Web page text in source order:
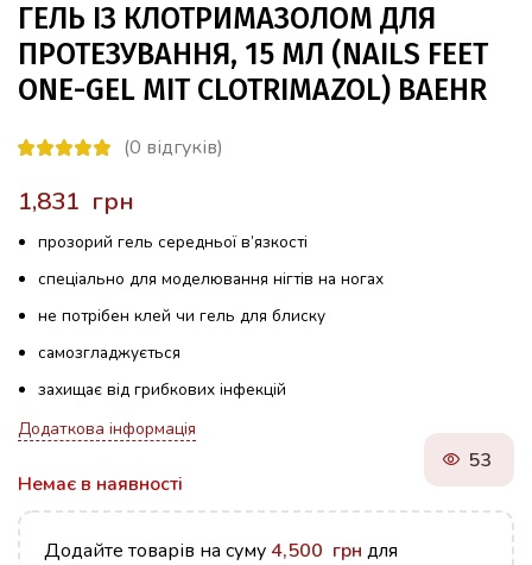
ГЕЛЬ ІЗ КЛОТРИМАЗОЛОМ ДЛЯ
ПРОТЕЗУВАННЯ, 15 МЛ (NAILS FEET
ONE-GEL MIT CLOTRIMAZOL) BAEHR
(0 відгуків)
грн
прозорий гель середньої в’язкості
спеціально для моделювання нігтів на ногах
не потрібен клей чи гель для блиску
самозгладжується
захищає від грибкових інфекцій
Додаткова інформація
Немає в наявності
53
Додайте товарів на суму 4,500 грн для